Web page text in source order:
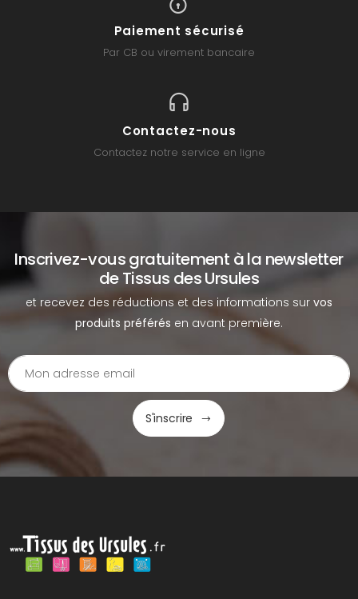
Paiement sécurisé
Par CB ou virement bancaire
Contactez-nous
Contactez notre service en ligne
Inscrivez-vous gratuitement à la newsletter
de Tissus des Ursules
et recevez des réductions et des informations sur vos
produits préférés en avant première.
S'inscrire